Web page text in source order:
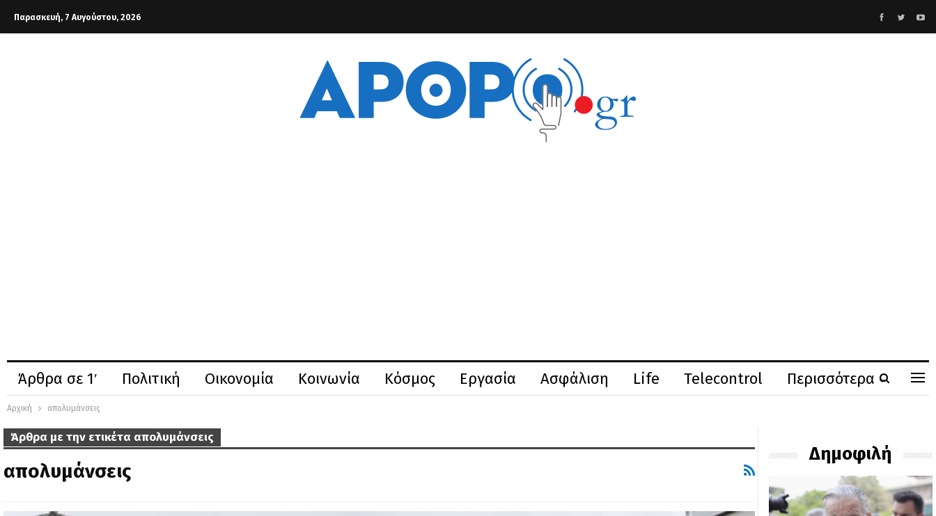
Παρασκευή, 7 Αυγούστου, 2026
Άρθρα σε 1′ Πολιτική Οικονομία Κοινωνία Κόσμος Εργασία Ασφάλιση Life Telecontrol Περισσότερα
Αρχική απολυμάνσεις
Άρθρα με την ετικέτα απολυμάνσεις
απολυμάνσεις
Δημοφιλή